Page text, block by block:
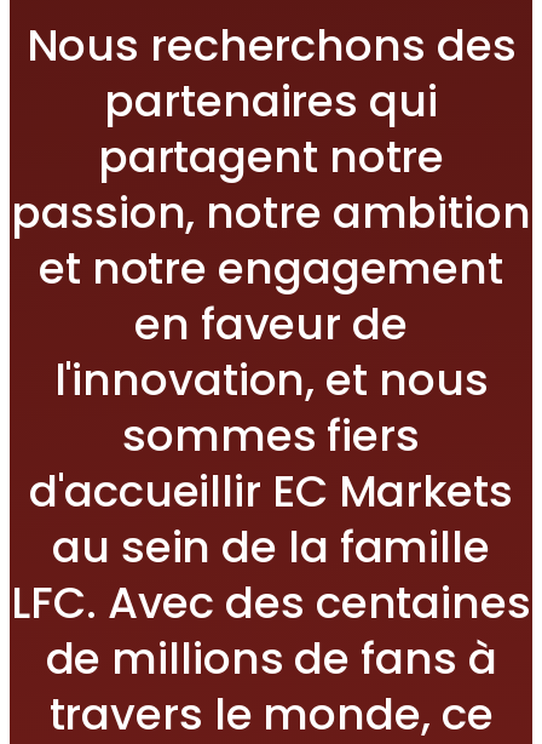
Nous recherchons des
partenaires qui
partagent notre
passion, notre ambition
et notre engagement
en faveur de
l'innovation, et nous
sommes fiers
d'accueillir EC Markets
au sein de la famille
LFC. Avec des centaines
de millions de fans à
travers le monde, ce